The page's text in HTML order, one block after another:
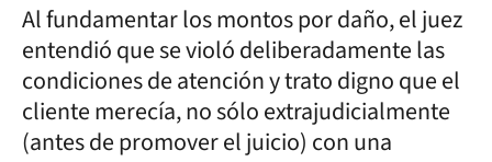
Al fundamentar los montos por daño, el juez
entendió que se violó deliberadamente las
condiciones de atención y trato digno que el
cliente merecía, no sólo extrajudicialmente
(antes de promover el juicio) con una